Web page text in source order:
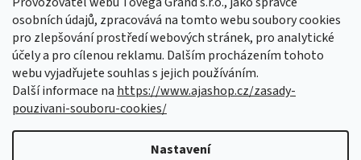
osobních údajů, zpracovává na tomto webu soubory cookies
pro zlepšování prostředí webových stránek, pro analytické
účely a pro cílenou reklamu. Dalším procházením tohoto
webu vyjadřujete souhlas s jejich používáním.
Další informace na https://www.ajashop.cz/zasady-
pouzivani-souboru-cookies/
Nastavení
Nákupní košík
0KS /0 KČ
Vytvořil Shoptet